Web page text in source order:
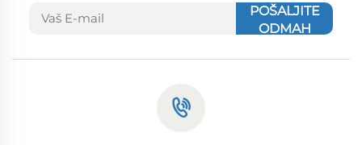
POŠALJITE
ODMAH